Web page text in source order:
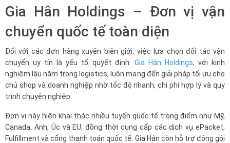
Gia Hân Holdings – Đơn vị vận
chuyển quốc tế toàn diện
Đối với các đơn hàng xuyên biên giới, việc lựa chọn đối tác vận
chuyển uy tín là yếu tố quyết định. Gia Hân Holdings, với kinh
nghiệm lâu năm trong logistics, luôn mang đến giải pháp tối ưu cho
chủ shop và doanh nghiệp nhờ tốc độ nhanh, chi phí hợp lý và quy
trình chuyên nghiệp.
Đơn vị này hiện khai thác nhiều tuyến quốc tế trọng điểm như Mỹ,
Canada, Anh, Úc và EU; đồng thời cung cấp các dịch vụ ePacket,
Fulfillment và cổng thanh toán quốc tế. Gia Hân còn hỗ trợ đóng gói